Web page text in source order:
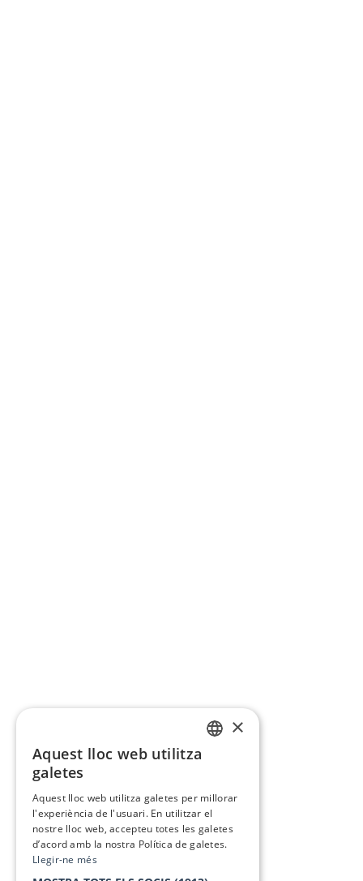
×
Aquest lloc web utilitza
galetes
Aquest lloc web utilitza galetes per millorar
l'experiència de l'usuari. En utilitzar el
nostre lloc web, accepteu totes les galetes
d’acord amb la nostra Política de galetes.
Llegir-ne més